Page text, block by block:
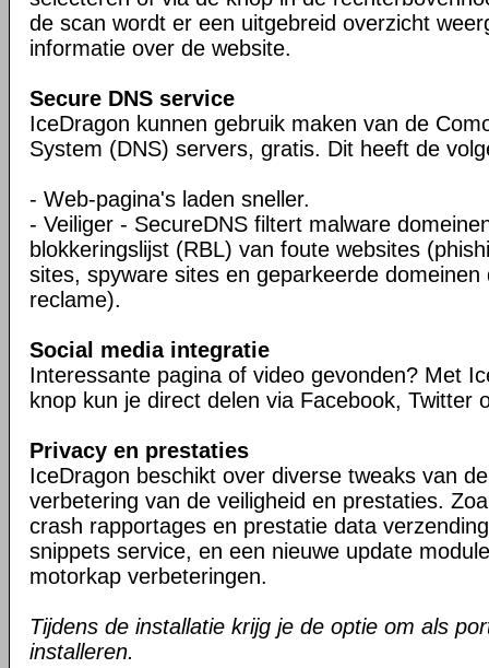
de scan wordt er een uitgebreid overzicht
informatie over de website.
Secure DNS service
IceDragon kunnen gebruik maken van de
System (DNS) servers, gratis. Dit heeft de
- Web-pagina's laden sneller.
- Veiliger - SecureDNS filtert malware
blokkeringslijst (RBL) van foute websites
sites, spyware sites en geparkeerde
reclame).
Social media integratie
Interessante pagina of video gevonden? Met
knop kun je direct delen via Facebook, Twitter
Privacy en prestaties
IceDragon beschikt over diverse tweaks van
verbetering van de veiligheid en prestaties.
crash rapportages en prestatie data
snippets service, en een nieuwe update
motorkap verbeteringen.
Tijdens de installatie krijg je de optie om als
installeren.